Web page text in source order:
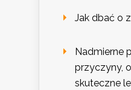
Jak dbać o
Nadmierne
przyczyny,
skuteczne